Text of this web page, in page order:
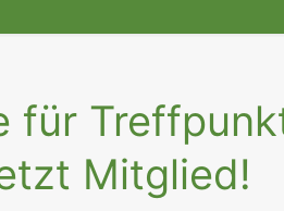
für
Mitglied!